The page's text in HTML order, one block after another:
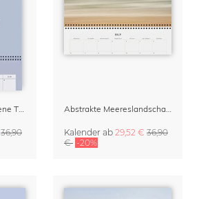
Picasso's Pastellfarbene Tiere Kalender & Terminplaner 2027
36,90
Abstrakte Meereslandschaften Klappkalender & Organizer 2027
Kalender ab 29,52 € 36,90
€ -20%